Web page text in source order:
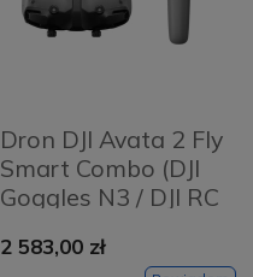
Dron DJI Avata 2 Fly
Smart Combo (DJI
Goggles N3 / DJI RC
akumulator)
2 583,00 zł